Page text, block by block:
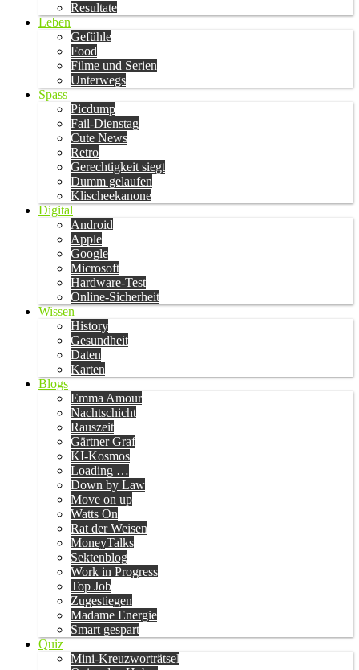
Resultate
Leben
Gefühle
Food
Filme und Serien
Unterwegs
Spass
Picdump
Fail-Dienstag
Cute News
Retro
Gerechtigkeit siegt
Dumm gelaufen
Klischeekanone
Digital
Android
Apple
Google
Microsoft
Hardware-Test
Online-Sicherheit
Wissen
History
Gesundheit
Daten
Karten
Blogs
Emma Amour
Nachtschicht
Rauszeit
Gärtner Graf
KI-Kosmos
Loading …
Down by Law
Move on up
Watts On
Rat der Weisen
MoneyTalks
Sektenblog
Work in Progress
Top Job
Zugestiegen
Madame Energie
Smart gespart
Quiz
Mini-Kreuzworträtsel